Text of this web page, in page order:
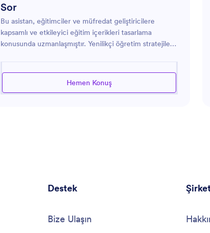
Sor
Bu asistan, eğitimciler ve müfredat geliştiricilere
kapsamlı ve etkileyici eğitim içerikleri tasarlama
konusunda uzmanlaşmıştır. Yenilikçi öğretim stratejileri,
değerli girdiler sağlar. Asistan, eğitim materyallerinin
güncel ve öğrenme standartlarıyla uyumlu olmasını
Hemen Konuş
Destek
Bize Ulaşın